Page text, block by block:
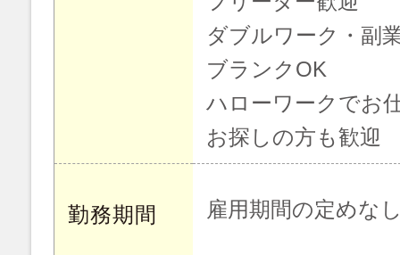
ダブルワーク・副
ブランクOK
ハローワークでお
お探しの方も歓迎
勤務期間 雇用期間の定めな